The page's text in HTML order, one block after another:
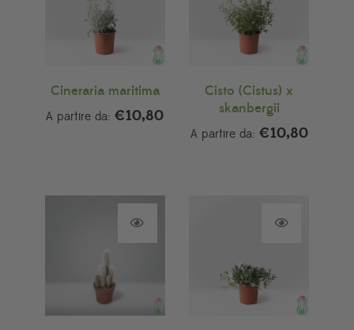
Cineraria maritima
A partire da:€10,80
Cisto (Cistus) x
skanbergii
A partire da: €10,80